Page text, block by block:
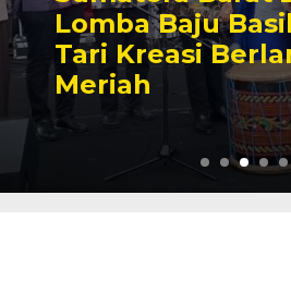
Lomba Baju
Tari Kreasi
Meriah